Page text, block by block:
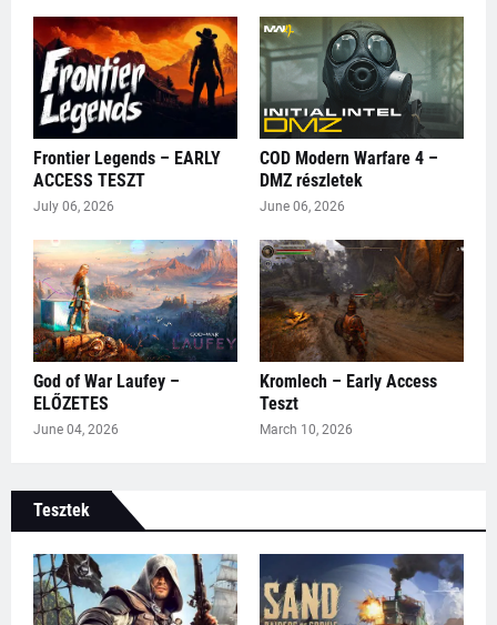
Frontier Legends – EARLY
ACCESS TESZT
July 06, 2026
COD Modern Warfare 4 –
DMZ részletek
June 06, 2026
God of War Laufey –
ELŐZETES
June 04, 2026
Kromlech – Early Access
Teszt
March 10, 2026
Tesztek